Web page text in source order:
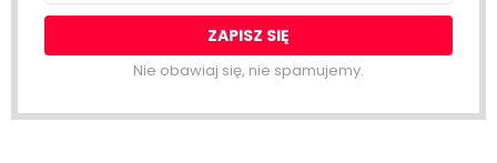
Nie obawiaj się, nie spamujemy.